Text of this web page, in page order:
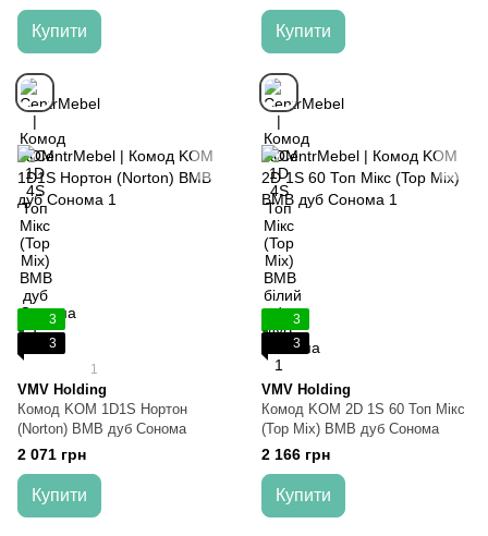
Купити Купити
3
3
1
VMV Holding
Комод KOM 1D1S Нортон
(Norton) ВМВ дуб Сонома
2 071 грн
Купити
3
3
VMV Holding
Комод KOM 2D 1S 60 Топ Мікс
(Top Mix) ВМВ дуб Сонома
2 166 грн
Купити